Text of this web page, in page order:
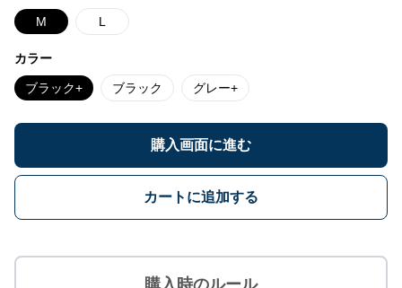
M L
カラー
ブラック+ ブラック グレー+
購入画面に進む
カートに追加する
購入時のルール